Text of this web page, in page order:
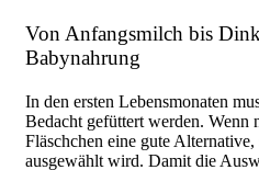
Von Anfangsmilch bis
Babynahrung
In den ersten Lebensmonaten
Bedacht gefüttert werden. Wenn
Fläschchen eine gute
ausgewählt wird. Damit die